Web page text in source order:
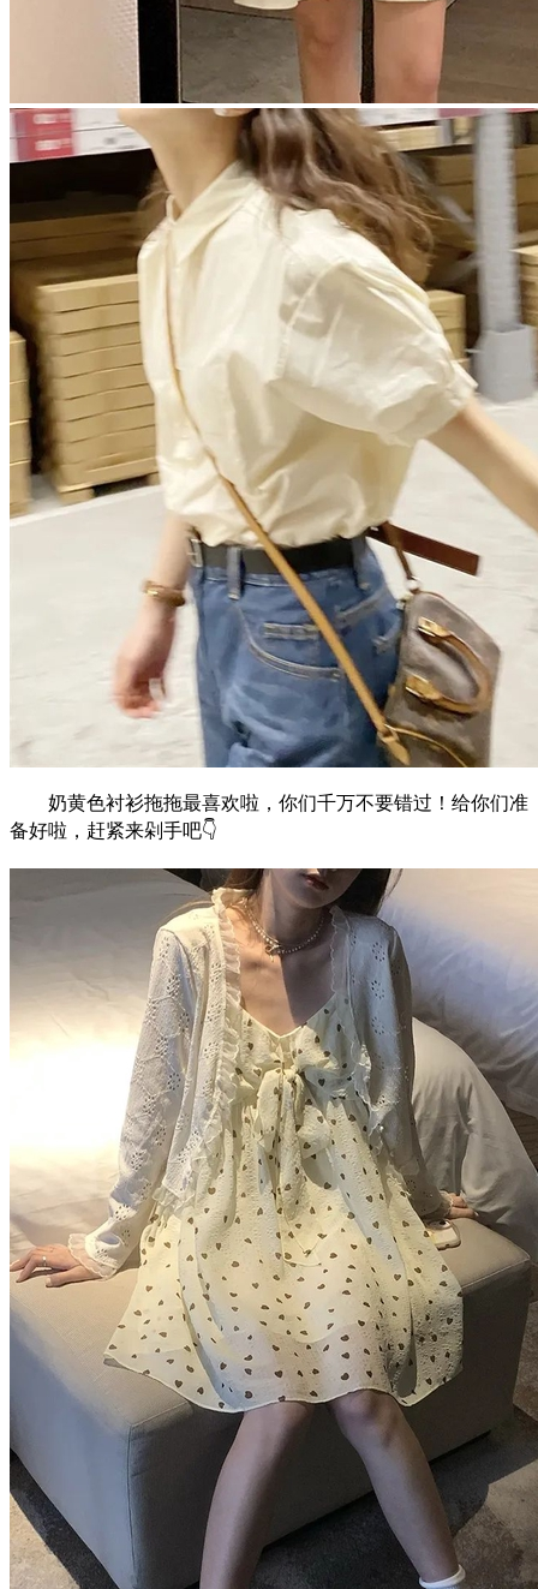
奶黄色衬衫拖拖最喜欢啦，你们千万不要错过！给你们准
备好啦，赶紧来剁手吧👇